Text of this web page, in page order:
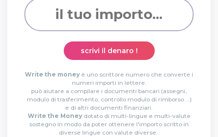
scrivi il denaro !
Write the money è uno scrittore numero che converte i
numeri importi in lettere.
può aiutare a compilare i documenti bancari (assegni,
modulo di trasferimento, controllo modulo di rimborso ...)
e di altri documenti finanziari.
Write the Moneydotato di multi-lingue e multi-valute
sostegno in modo da poter ottenere l'importo scritto in
diverse lingue con valute diverse..